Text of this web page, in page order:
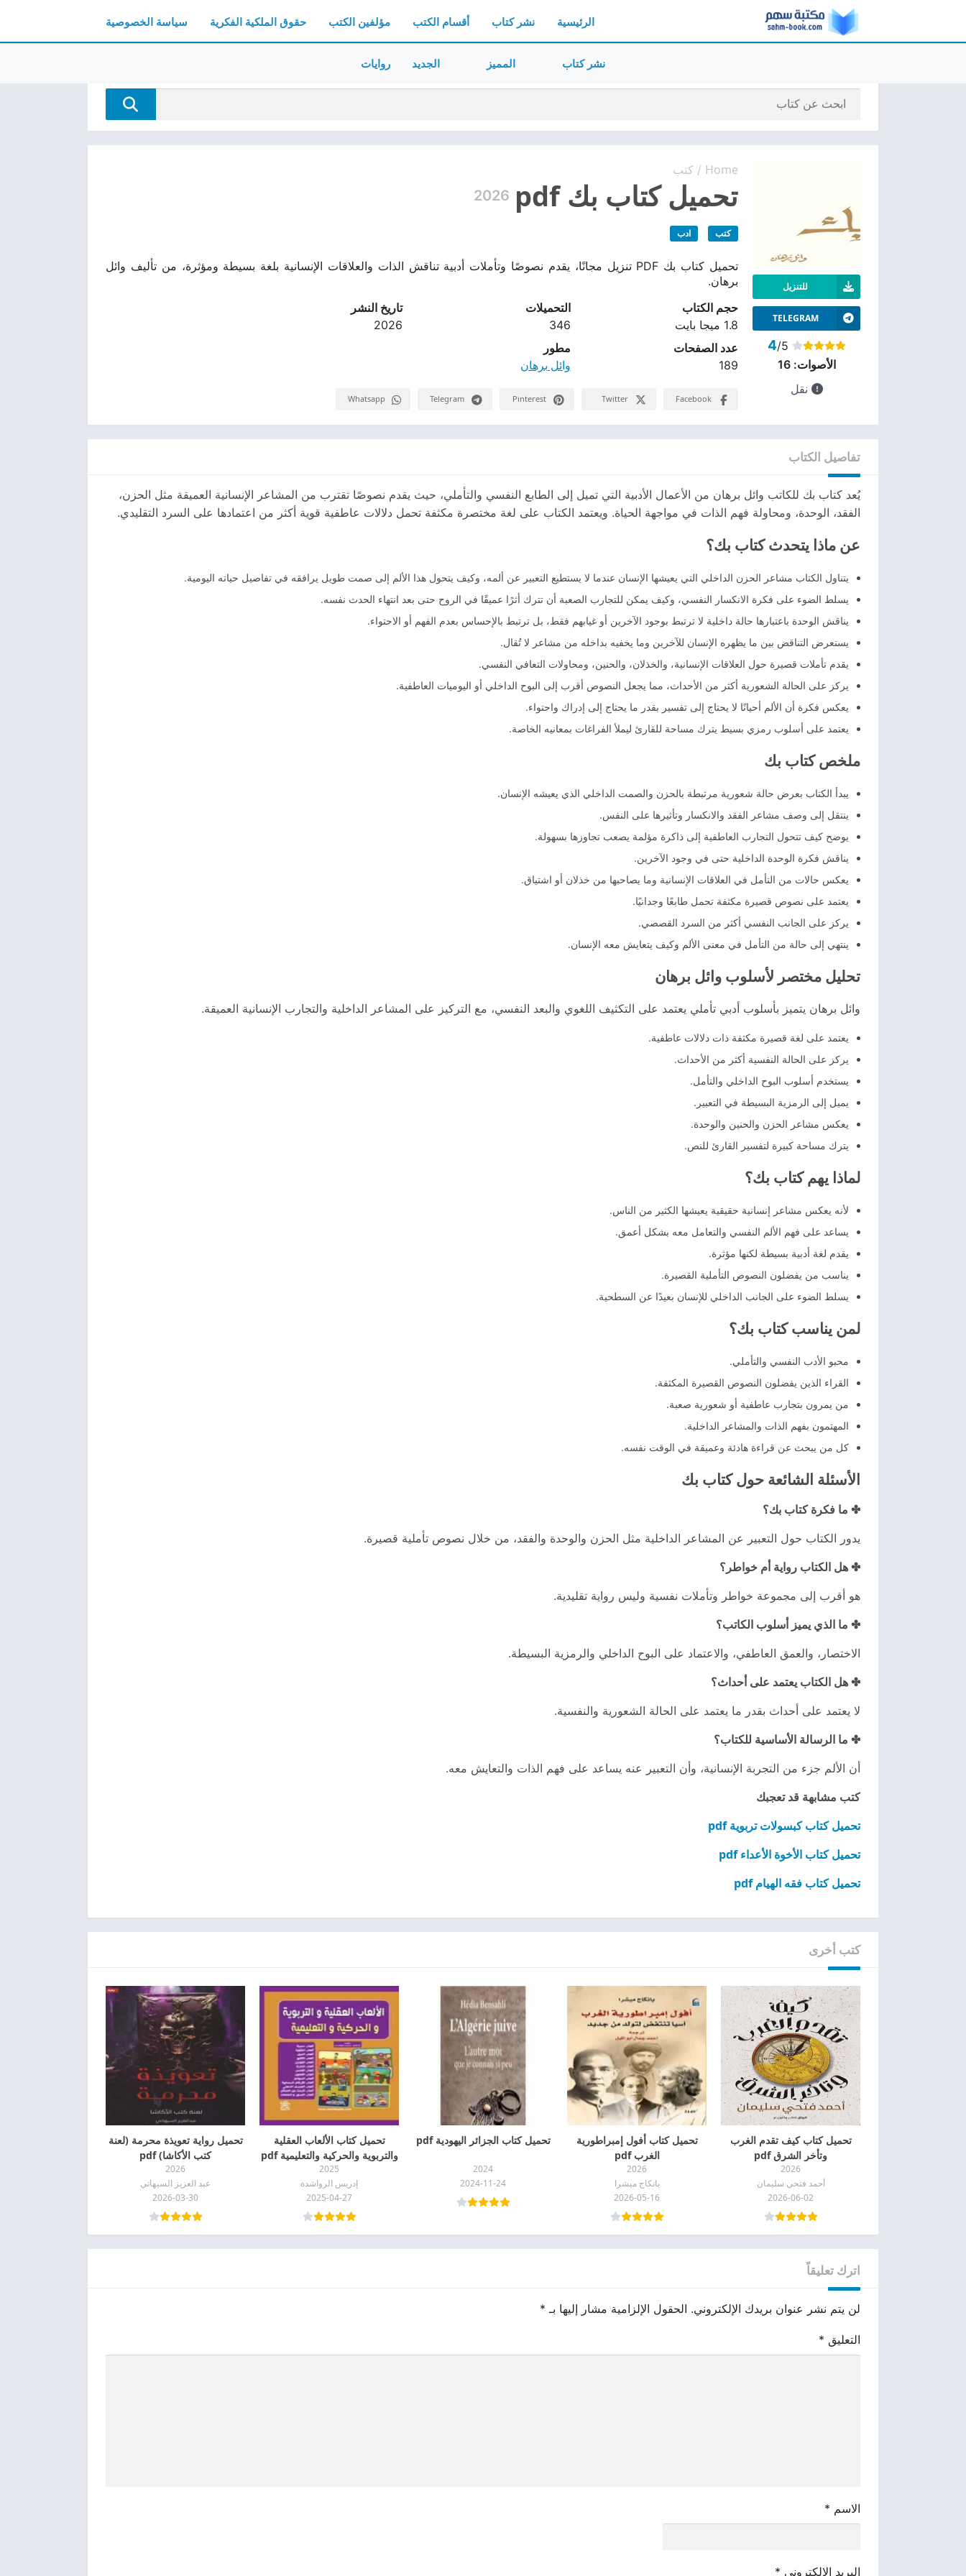
الرئيسية نشر كتاب أقسام الكتب مؤلفين الكتب حقوق الملكية الفكرية سياسة الخصوصية
نشر كتاب المميز الجديد روايات
Home
/ كتب
تحميل كتاب بك pdf 2026
كتب ادب
تحميل كتاب بك PDF تنزيل مجانًا، يقدم نصوصًا وتأملات أدبية تناقش الذات والعلاقات الإنسانية بلغة بسيطة ومؤثرة، من تأليف وائل
برهان.
للتنزيل
TELEGRAM
4/5
الأصوات:16
نقل
حجم الكتاب
1.8 ميجا بايت
التحميلات
346
تاريخ النشر
2026
عدد الصفحات
189
مطور
وائل برهان
Facebook
Twitter
Pinterest
Telegram
Whatsapp
تفاصيل الكتاب
يُعد كتاب بك للكاتب وائل برهان من الأعمال الأدبية التي تميل إلى الطابع النفسي والتأملي، حيث يقدم نصوصًا تقترب من المشاعر الإنسانية العميقة مثل الحزن،
الفقد، الوحدة، ومحاولة فهم الذات في مواجهة الحياة. ويعتمد الكتاب على لغة مختصرة مكثفة تحمل دلالات عاطفية قوية أكثر من اعتمادها على السرد التقليدي.
عن ماذا يتحدث كتاب بك؟
يتناول الكتاب مشاعر الحزن الداخلي التي يعيشها الإنسان عندما لا يستطيع التعبير عن ألمه، وكيف يتحول هذا الألم إلى صمت طويل يرافقه في تفاصيل حياته اليومية.
يسلط الضوء على فكرة الانكسار النفسي، وكيف يمكن للتجارب الصعبة أن تترك أثرًا عميقًا في الروح حتى بعد انتهاء الحدث نفسه.
يناقش الوحدة باعتبارها حالة داخلية لا ترتبط بوجود الآخرين أو غيابهم فقط، بل ترتبط بالإحساس بعدم الفهم أو الاحتواء.
يستعرض التناقض بين ما يظهره الإنسان للآخرين وما يخفيه بداخله من مشاعر لا تُقال.
يقدم تأملات قصيرة حول العلاقات الإنسانية، والخذلان، والحنين، ومحاولات التعافي النفسي.
يركز على الحالة الشعورية أكثر من الأحداث، مما يجعل النصوص أقرب إلى البوح الداخلي أو اليوميات العاطفية.
يعكس فكرة أن الألم أحيانًا لا يحتاج إلى تفسير بقدر ما يحتاج إلى إدراك واحتواء.
يعتمد على أسلوب رمزي بسيط يترك مساحة للقارئ ليملأ الفراغات بمعانيه الخاصة.
ملخص كتاب بك
يبدأ الكتاب بعرض حالة شعورية مرتبطة بالحزن والصمت الداخلي الذي يعيشه الإنسان.
ينتقل إلى وصف مشاعر الفقد والانكسار وتأثيرها على النفس.
يوضح كيف تتحول التجارب العاطفية إلى ذاكرة مؤلمة يصعب تجاوزها بسهولة.
يناقش فكرة الوحدة الداخلية حتى في وجود الآخرين.
يعكس حالات من التأمل في العلاقات الإنسانية وما يصاحبها من خذلان أو اشتياق.
يعتمد على نصوص قصيرة مكثفة تحمل طابعًا وجدانيًا.
يركز على الجانب النفسي أكثر من السرد القصصي.
ينتهي إلى حالة من التأمل في معنى الألم وكيف يتعايش معه الإنسان.
تحليل مختصر لأسلوب وائل برهان
وائل برهان يتميز بأسلوب أدبي تأملي يعتمد على التكثيف اللغوي والبعد النفسي، مع التركيز على المشاعر الداخلية والتجارب الإنسانية العميقة.
يعتمد على لغة قصيرة مكثفة ذات دلالات عاطفية.
يركز على الحالة النفسية أكثر من الأحداث.
يستخدم أسلوب البوح الداخلي والتأمل.
يميل إلى الرمزية البسيطة في التعبير.
يعكس مشاعر الحزن والحنين والوحدة.
يترك مساحة كبيرة لتفسير القارئ للنص.
لماذا يهم كتاب بك؟
لأنه يعكس مشاعر إنسانية حقيقية يعيشها الكثير من الناس.
يساعد على فهم الألم النفسي والتعامل معه بشكل أعمق.
يقدم لغة أدبية بسيطة لكنها مؤثرة.
يناسب من يفضلون النصوص التأملية القصيرة.
يسلط الضوء على الجانب الداخلي للإنسان بعيدًا عن السطحية.
لمن يناسب كتاب بك؟
محبو الأدب النفسي والتأملي.
القراء الذين يفضلون النصوص القصيرة المكثفة.
من يمرون بتجارب عاطفية أو شعورية صعبة.
المهتمون بفهم الذات والمشاعر الداخلية.
كل من يبحث عن قراءة هادئة وعميقة في الوقت نفسه.
الأسئلة الشائعة حول كتاب بك
✤ ما فكرة كتاب بك؟
يدور الكتاب حول التعبير عن المشاعر الداخلية مثل الحزن والوحدة والفقد، من خلال نصوص تأملية قصيرة.
✤ هل الكتاب رواية أم خواطر؟
هو أقرب إلى مجموعة خواطر وتأملات نفسية وليس رواية تقليدية.
✤ ما الذي يميز أسلوب الكاتب؟
الاختصار، والعمق العاطفي، والاعتماد على البوح الداخلي والرمزية البسيطة.
✤ هل الكتاب يعتمد على أحداث؟
لا يعتمد على أحداث بقدر ما يعتمد على الحالة الشعورية والنفسية.
✤ ما الرسالة الأساسية للكتاب؟
أن الألم جزء من التجربة الإنسانية، وأن التعبير عنه يساعد على فهم الذات والتعايش معه.
كتب مشابهة قد تعجبك
تحميل كتاب كبسولات تربوية pdf
تحميل كتاب الأخوة الأعداء pdf
تحميل كتاب فقه الهيام pdf
كتب أخرى
تحميل كتاب كيف تقدم الغرب
وتأخر الشرق pdf
2026
أحمد فتحي سليمان
2026-06-02
تحميل كتاب أفول إمبراطورية
الغرب pdf
2026
بانكاج ميشرا
2026-05-16
تحميل كتاب الجزائر اليهودية pdf
2024
2024-11-24
تحميل كتاب الألعاب العقلية
والتربوية والحركية والتعليمية pdf
2025
إدريس الرواشدة
2025-04-27
تحميل رواية تعويذة محرمة (لعنة
كتب الأكاشا) pdf
2026
عبد العزيز السيهاتي
2026-03-30
اترك تعليقاً
لن يتم نشر عنوان بريدك الإلكتروني. الحقول الإلزامية مشار إليها بـ *
التعليق *
الاسم *
البريد الإلكتروني *